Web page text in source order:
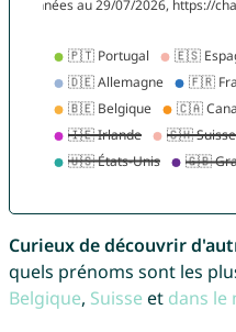
Curieux de découvrir
quels prénoms sont les
Belgique, Suisse et dans le